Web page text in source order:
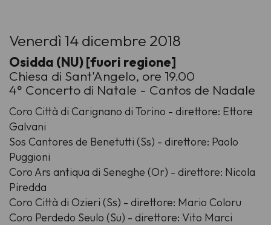
Venerdì 14 dicembre 2018
Osidda (NU) [fuori regione]
Chiesa di Sant'Angelo, ore 19.00
4° Concerto di Natale - Cantos de Nadale
Coro Città di Carignano di Torino - direttore: Ettore
Galvani
Sos Cantores de Benetutti (Ss) - direttore: Paolo
Puggioni
Coro Ars antiqua di Seneghe (Or) - direttore: Nicola
Piredda
Coro Città di Ozieri (Ss) - direttore: Mario Coloru
Coro Perdedo Seulo (Su) - direttore: Vito Marci